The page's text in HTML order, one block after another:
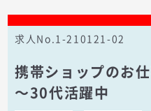
求人No.1-210121-02
携帯ショップのお
～30代活躍中